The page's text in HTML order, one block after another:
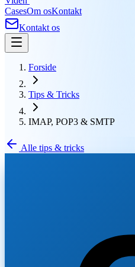
CasesOm osKontakt
Kontakt os
Forside
Tips & Tricks
IMAP, POP3 & SMTP
Alle tips & tricks